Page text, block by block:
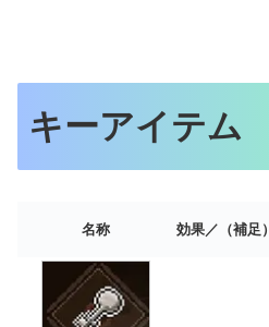
キーアイテム
名称 効果／（補足）